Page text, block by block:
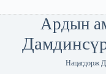
Ардын
Нацагдорж Д.